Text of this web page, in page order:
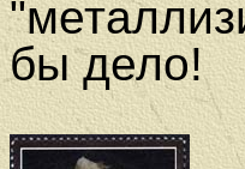
бы дело!
А